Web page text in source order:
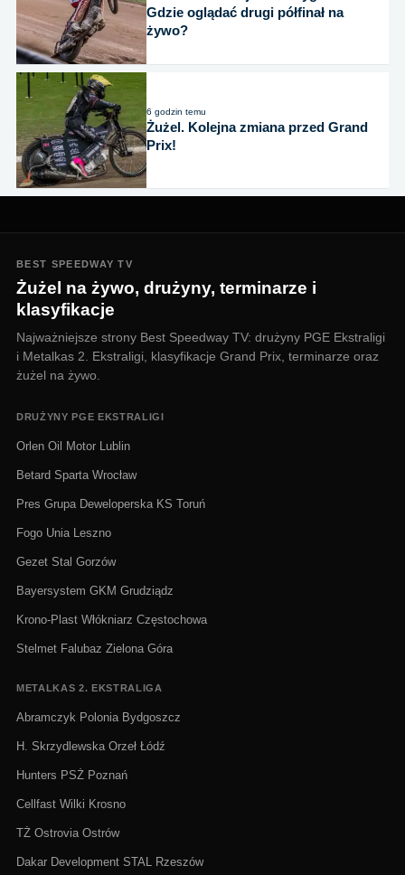
Gdzie oglądać drugi półfinał na
żywo?
6 godzin temu
Żużel. Kolejna zmiana przed Grand
Prix!
BEST SPEEDWAY TV
Żużel na żywo, drużyny, terminarze i
klasyfikacje
Najważniejsze strony Best Speedway TV: drużyny PGE Ekstraligi
i Metalkas 2. Ekstraligi, klasyfikacje Grand Prix, terminarze oraz
żużel na żywo.
DRUŻYNY PGE EKSTRALIGI
Orlen Oil Motor Lublin
Betard Sparta Wrocław
Pres Grupa Deweloperska KS Toruń
Fogo Unia Leszno
Gezet Stal Gorzów
Bayersystem GKM Grudziądz
Krono-Plast Włókniarz Częstochowa
Stelmet Falubaz Zielona Góra
METALKAS 2. EKSTRALIGA
Abramczyk Polonia Bydgoszcz
H. Skrzydlewska Orzeł Łódź
Hunters PSŻ Poznań
Cellfast Wilki Krosno
TŻ Ostrovia Ostrów
Dakar Development STAL Rzeszów